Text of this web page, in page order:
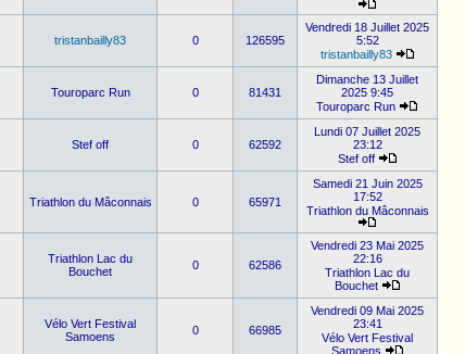
tristanbailly83 0 126595
Vendredi 18 Juillet 2025
5:52
tristanbailly83
Touroparc Run 0 81431
Dimanche 13 Juillet
2025 9:45
Touroparc Run
Stef off 0 62592
Lundi 07 Juillet 2025
23:12
Stef off
Triathlon du Mâconnais 0 65971
Samedi 21 Juin 2025
17:52
Triathlon du Mâconnais
Triathlon Lac du
Bouchet
0 62586
Vendredi 23 Mai 2025
22:16
Triathlon Lac du
Bouchet
Vélo Vert Festival
Samoens
0 66985
Vendredi 09 Mai 2025
23:41
Vélo Vert Festival
Samoens